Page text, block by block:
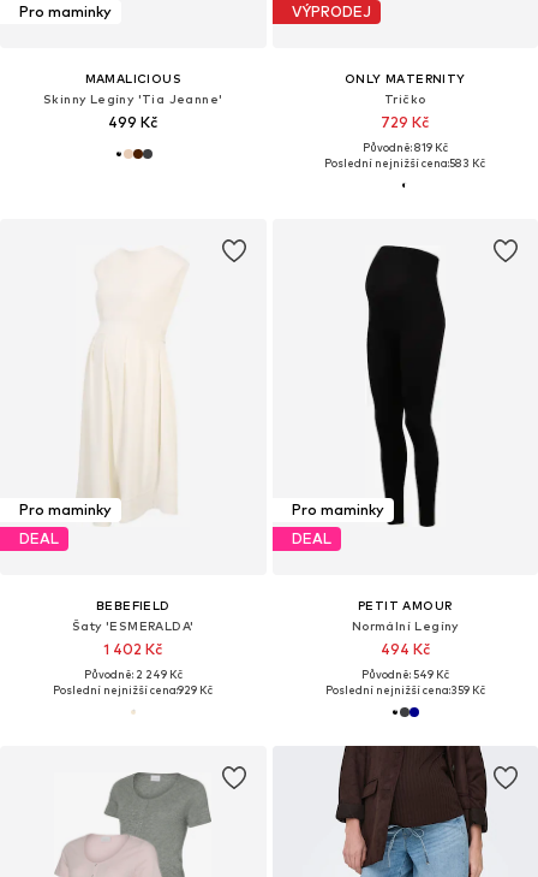
Pro maminky
MAMALICIOUS
Skinny Legíny 'Tia Jeanne'
499 Kč
VÝPRODEJ
ONLY MATERNITY
Tričko
729 Kč
Původně: 819 Kč
Poslední nejnižší cena:583 Kč
Pro maminky
DEAL
BEBEFIELD
Šaty 'ESMERALDA'
1 402 Kč
Původně: 2 249 Kč
Poslední nejnižší cena:929 Kč
Pro maminky
DEAL
PETIT AMOUR
Normální Legíny
494 Kč
Původně: 549 Kč
Poslední nejnižší cena:359 Kč